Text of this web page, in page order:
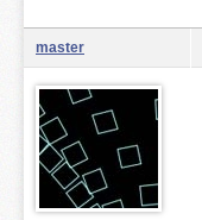
master